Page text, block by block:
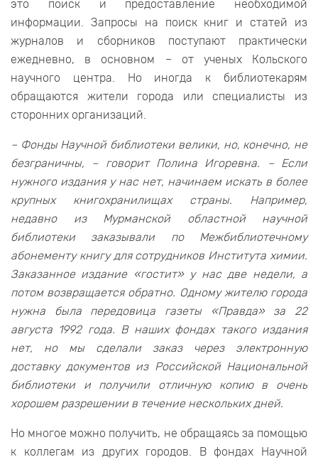
это поиск и предоставление необходимой
информации. Запросы на поиск книг и статей из
журналов и сборников поступают практически
ежедневно, в основном – от ученых Кольского
научного центра. Но иногда к библиотекарям
обращаются жители города или специалисты из
сторонних организаций.
– Фонды Научной библиотеки велики, но, конечно, не
безграничны, – говорит Полина Игоревна. – Если
нужного издания у нас нет, начинаем искать в более
крупных книгохранилищах страны. Например,
недавно из Мурманской областной научной
библиотеки заказывали по Межбиблиотечному
абонементу книгу для сотрудников Института химии.
Заказанное издание «гостит» у нас две недели, а
потом возвращается обратно. Одному жителю города
нужна была передовица газеты «Правда» за 22
августа 1992 года. В наших фондах такого издания
нет, но мы сделали заказ через электронную
доставку документов из Российской Национальной
библиотеки и получили отличную копию в очень
хорошем разрешении в течение нескольких дней.
Но многое можно получить, не обращаясь за помощью
к коллегам из других городов. В фондах Научной